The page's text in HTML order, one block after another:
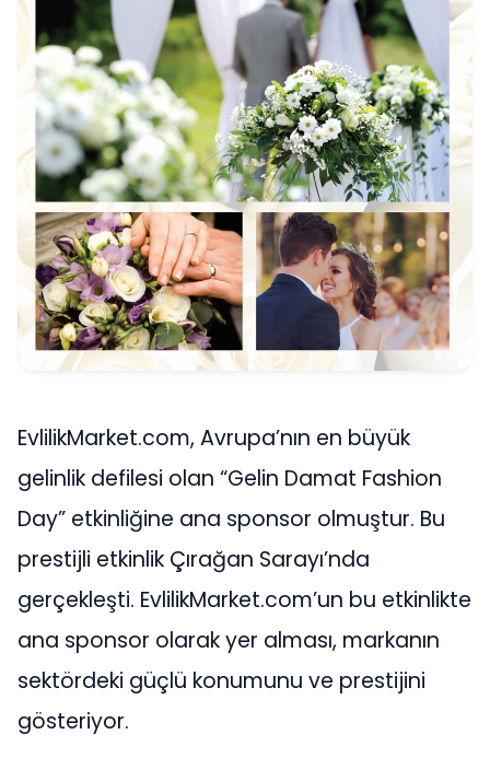
EvlilikMarket.com, Avrupa’nın en büyük
gelinlik defilesi olan “Gelin Damat Fashion
Day” etkinliğine ana sponsor olmuştur. Bu
prestijli etkinlik Çırağan Sarayı’nda
gerçekleşti. EvlilikMarket.com’un bu etkinlikte
ana sponsor olarak yer alması, markanın
sektördeki güçlü konumunu ve prestijini
gösteriyor.